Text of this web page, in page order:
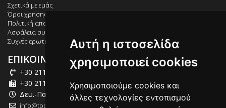
Σχετικά με εμάς
Όροι χρήσης
Πολιτική απορρήτου
Ασφάλεια συναλλαγών
Συχνές ερωτήσεις
ΕΠΙΚΟΙΝΩΝΙΑ
+30 211 012 2003
+30 211 012 2004
Δευ.-Παρ.: 09:00-18:00
info@tool-market.gr
Αυτή η ιστοσελίδα
χρησιμοποιεί cookies
Χρησιμοποιούμε cookies και
άλλες τεχνολογίες εντοπισμού